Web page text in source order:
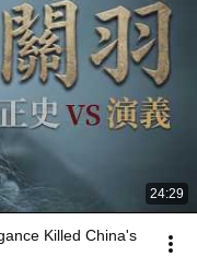
24:29
Killed China's